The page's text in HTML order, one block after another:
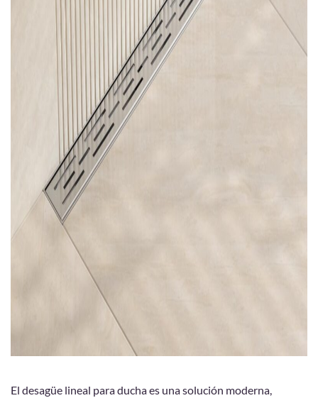
El desagüe lineal para ducha es una solución moderna,